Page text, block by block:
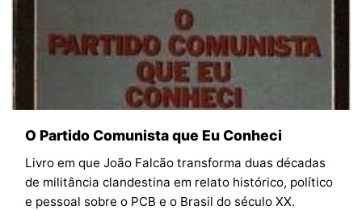
O Partido Comunista que Eu Conheci
Livro em que João Falcão transforma duas décadas
de militância clandestina em relato histórico, político
e pessoal sobre o PCB e o Brasil do século XX.